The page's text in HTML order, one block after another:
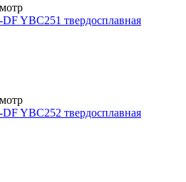
YBC251 твердосплавная
YBC252 твердосплавная